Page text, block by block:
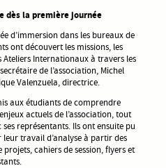
dès la première journée
d’immersion dans les bureaux de
ont découvert les missions, les
Ateliers Internationaux à travers les
de l’association, Michel
Valenzuela, directrice.
aux étudiants de comprendre
actuels de l’association, tout
représentants. Ils ont ensuite pu
travail d’analyse à partir des
cahiers de session, flyers et